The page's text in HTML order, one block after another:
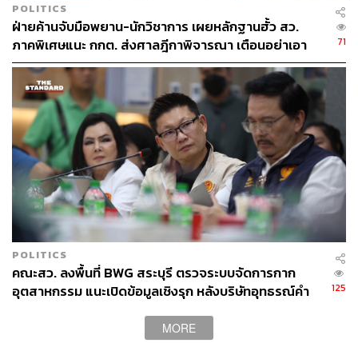
543
ABOUT THE AUTHOR
THE STANDARD TEAM
กองบรรณาธิการ THE STANDARD
ABOUT THE PHOTOGRAPHER
ณาฌารัฐ ภักดีอาสา
ช่างภาพข่าว ประจำสำนักข่าว THE
POLITICS
ฝ่ายค้านจับมือพยาน-นักวิชาการ เผยหลักฐานฮั้ว สว.
ภาคพิเศษแนะ กกต. ส่งศาลฎีกาพิจารณา เตือนอย่าเอา
ตัวเป็นตู้รับกระสุนแทน
71
POLITICS
คณะสว. ลงพื้นที่ BWG สระบุรี ตรวจระบบจัดการกาก
อุตสาหกรรม แนะเปิดข้อมูลเชิงรุก หลังบริษัทอุทธรณ์คำ
125
MORE